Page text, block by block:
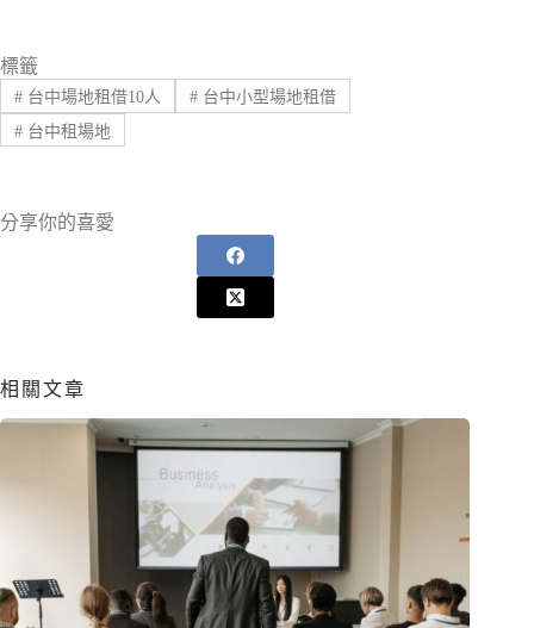
標籤
#台中場地租借10人 #台中小型場地租借
#台中租場地
分享你的喜愛
相關文章